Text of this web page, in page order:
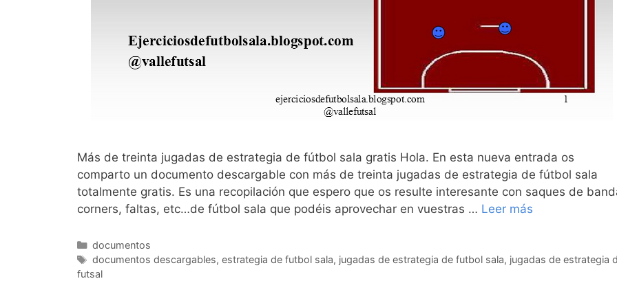
Más de treinta jugadas de estrategia de fútbol sala gratis Hola. En esta nueva entrada os
comparto un documento descargable con más de treinta jugadas de estrategia de fútbol sala
totalmente gratis. Es una recopilación que espero que os resulte interesante con saques de
corners, faltas, etc…de fútbol sala que podéis aprovechar en vuestras … Leer más
Categorías
documentos
Etiquetas
documentos descargables, estrategia de futbol sala, jugadas de estrategia de futbol sala, jugadas de estrategia
futsal